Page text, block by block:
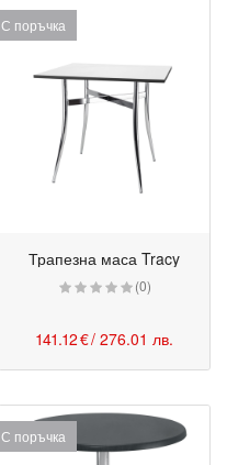
С поръчка
Трапезна маса Tracy
(0)
141.12 €/ 276.01 лв.
С поръчка